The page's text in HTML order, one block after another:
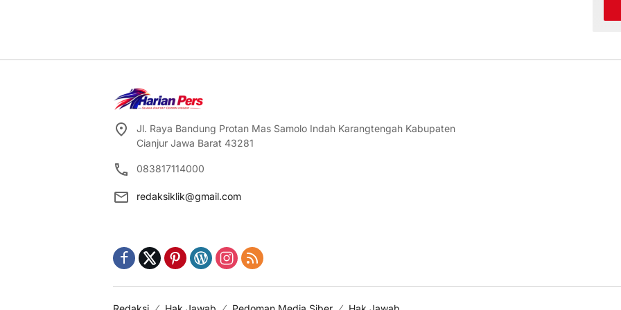
Jl. Raya Bandung Protan Mas Samolo Indah Karangtengah Kabupaten
Cianjur Jawa Barat 43281
083817114000
redaksiklik@gmail.com